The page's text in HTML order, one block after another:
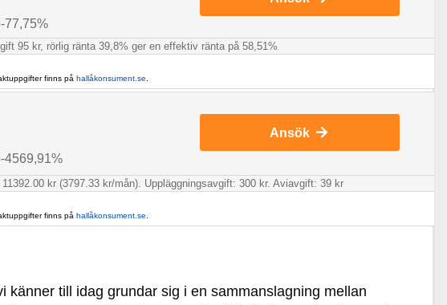
77,75%
95 kr, rörlig ränta 39,8% ger en effektiv ränta på 58,51%
finns på hallåkonsument.se
4569,91%
Ansök
kr (3797.33 kr/mån). Uppläggningsavgift: 300 kr. Aviavgift: 39 kr
finns på hallåkonsument.se
till idag grundar sig i en sammanslagning mellan